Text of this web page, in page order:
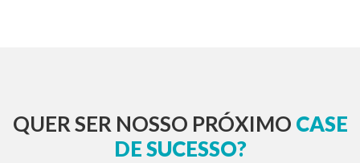
QUER SER NOSSO PRÓXIMO CASE
DE SUCESSO?